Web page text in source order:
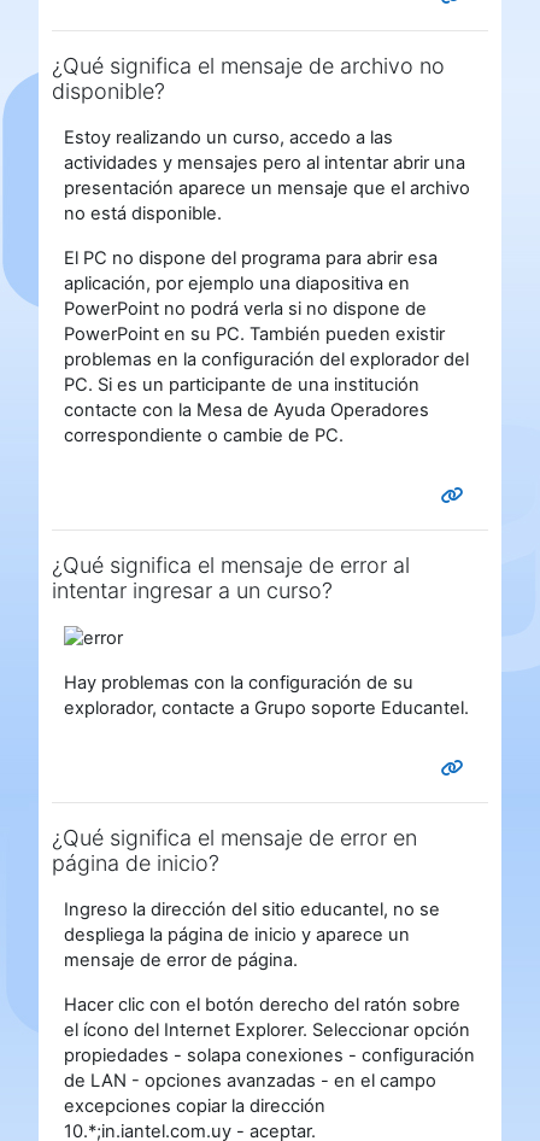
¿Qué significa el mensaje de archivo no
disponible?
Estoy realizando un curso, accedo a las
actividades y mensajes pero al intentar abrir una
presentación aparece un mensaje que el archivo
no está disponible.
El PC no dispone del programa para abrir esa
aplicación, por ejemplo una diapositiva en
PowerPoint no podrá verla si no dispone de
PowerPoint en su PC. También pueden existir
problemas en la configuración del explorador del
PC. Si es un participante de una institución
contacte con la Mesa de Ayuda Operadores
correspondiente o cambie de PC.
¿Qué significa el mensaje de error al
intentar ingresar a un curso?
Hay problemas con la configuración de su
explorador, contacte a Grupo soporte Educantel.
¿Qué significa el mensaje de error en
página de inicio?
Ingreso la dirección del sitio educantel, no se
despliega la página de inicio y aparece un
mensaje de error de página.
Hacer clic con el botón derecho del ratón sobre
el ícono del Internet Explorer. Seleccionar opción
propiedades - solapa conexiones - configuración
de LAN - opciones avanzadas - en el campo
excepciones copiar la dirección
10.*;in.iantel.com.uy - aceptar.